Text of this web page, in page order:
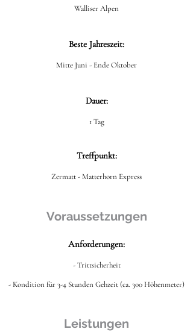
Walliser Alpen
Beste Jahreszeit:
Mitte Juni - Ende Oktober
Dauer:
1 Tag
Treffpunkt:
Zermatt - Matterhorn Express
Voraussetzungen
Anforderungen:
- Trittsicherheit
- Kondition für 3-4 Stunden Gehzeit (ca. 300 Höhenmeter)
Leistungen